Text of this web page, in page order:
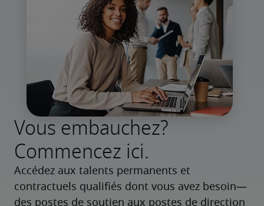
Vous embauchez?
Commencez ici.
Accédez aux talents permanents et
contractuels qualifiés dont vous avez besoin—
des postes de soutien aux postes de direction